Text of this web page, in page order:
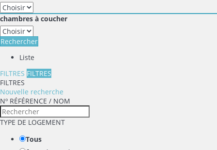
chambres à coucher
Rechercher
Liste
FILTRES FILTRES
FILTRES
Nouvelle recherche
Nº RÉFÉRENCE / NOM
TYPE DE LOGEMENT
Tous